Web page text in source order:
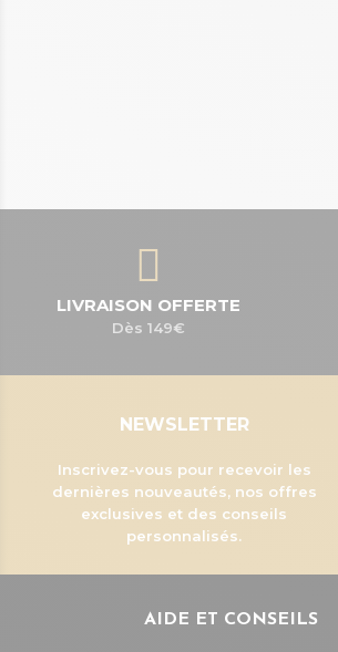
LIVRAISON OFFERTE
Dès 149€
NEWSLETTER
Inscrivez-vous pour recevoir les
dernières nouveautés, nos offres
exclusives et des conseils
personnalisés.
AIDE ET CONSEILS